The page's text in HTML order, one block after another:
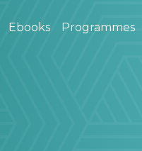
Ebooks Programmes